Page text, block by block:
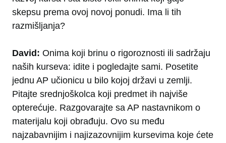
skepsu prema ovoj novoj ponudi. Ima li tih
razmišljanja?
David: Onima koji brinu o rigoroznosti ili sadržaju
naših kurseva: idite i pogledajte sami. Posetite
jednu AP učionicu u bilo kojoj državi u zemlji.
Pitajte srednjoškolca koji predmet ih najviše
opterećuje. Razgovarajte sa AP nastavnikom o
materijalu koji obrađuju. Ovo su među
najzabavnijim i najizazovnijim kursevima koje ćete